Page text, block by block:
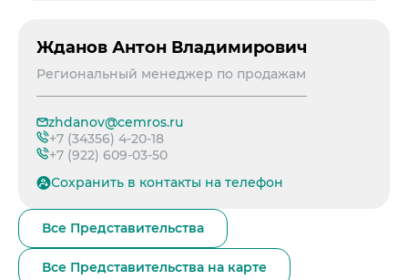
Жданов Антон Владимирович
Региональный менеджер по продажам
zhdanov@cemros.ru
+7 (34356) 4-20-18
+7 (922) 609-03-50
Сохранить в контакты на телефон
Все Представительства
Все Представительства на карте